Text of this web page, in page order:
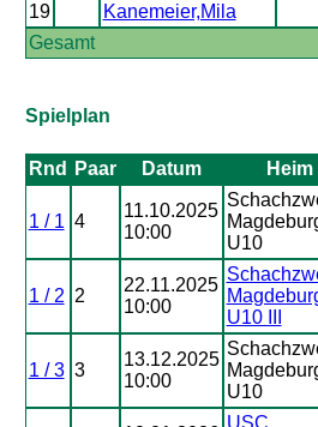
19
Kanemeier,Mila
Gesamt
Spielplan
Rnd Paar Datum Heim
1 / 1 4
11.10.2025
10:00
U10
1 / 2 2
22.11.2025
10:00
U10 III
1 / 3 3
13.12.2025
10:00
U10
USC